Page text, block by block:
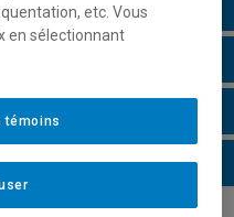
etc. Vous
en sélectionnant
témoins